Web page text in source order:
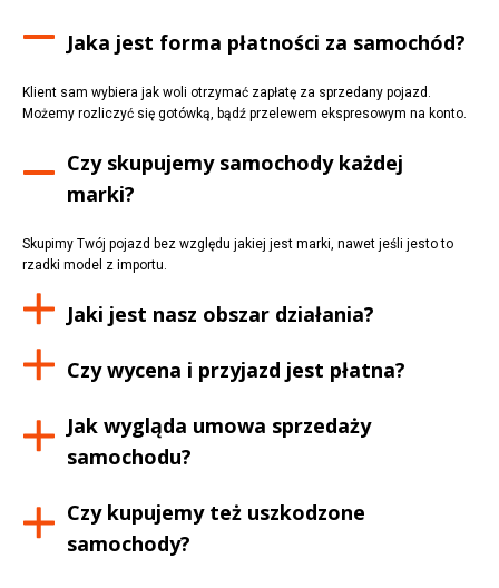
Jaka jest forma płatności za samochód?
Klient sam wybiera jak woli otrzymać zapłatę za sprzedany pojazd.
Możemy rozliczyć się gotówką, bądź przelewem ekspresowym na konto.
Czy skupujemy samochody każdej
marki?
Skupimy Twój pojazd bez względu jakiej jest marki, nawet jeśli jesto to
rzadki model z importu.
Jaki jest nasz obszar działania?
Czy wycena i przyjazd jest płatna?
Jak wygląda umowa sprzedaży
samochodu?
Czy kupujemy też uszkodzone
samochody?